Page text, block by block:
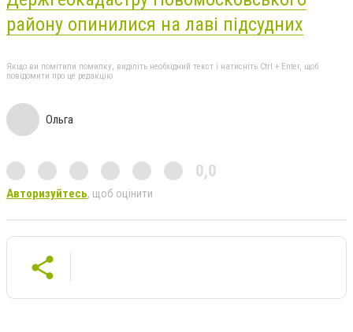
району опинилися на лаві підсудних
Якщо ви помітили помилку, виділіть необхідний текст і натисніть Ctrl + Enter, щоб
повідомити про це редакцію
Ольга
0,0
Авторизуйтесь, щоб оцінити